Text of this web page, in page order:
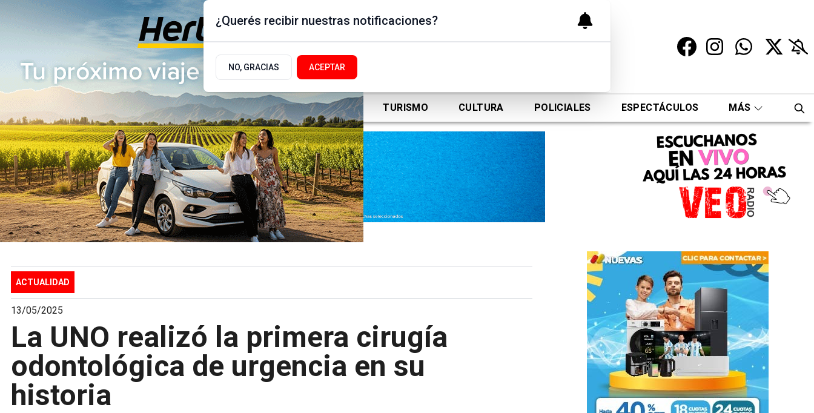
Sábado 8 de Agosto
de 2026
17.9ºc | Buenos Aires, AR
ACTUALIDAD POLÍTICA DEPORTES TURISMO CULTURA POLICIALES ESPECTÁCULOS MÁS
ACTUALIDAD
13/05/2025
La UNO realizó la primera cirugía
odontológica de urgencia en su
historia
¿Querés recibir nuestras notificaciones?
NO, GRACIAS ACEPTAR